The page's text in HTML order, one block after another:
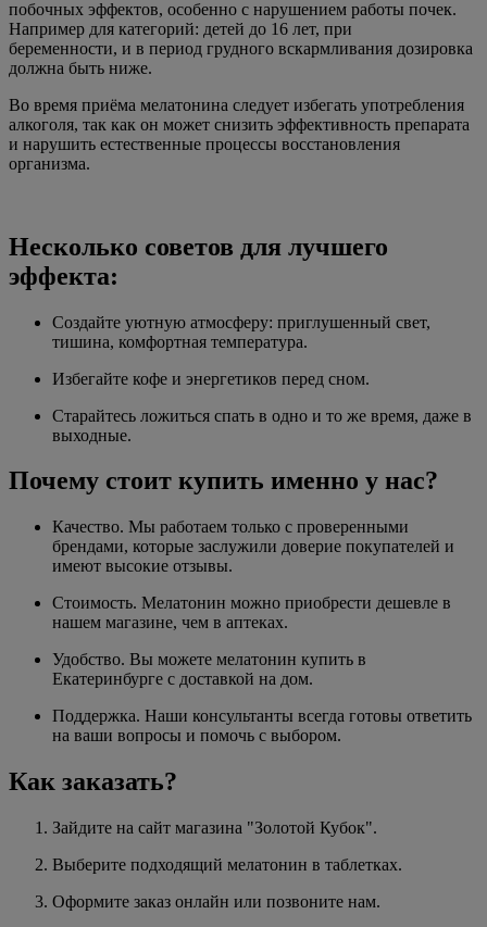
побочных эффектов, особенно с нарушением работы почек.
Например для категорий: детей до 16 лет, при
беременности, и в период грудного вскармливания дозировка
должна быть ниже.
Во время приёма мелатонина следует избегать употребления
алкоголя, так как он может снизить эффективность препарата
и нарушить естественные процессы восстановления
организма.
Несколько советов для лучшего
эффекта:
Создайте уютную атмосферу: приглушенный свет,
тишина, комфортная температура.
Избегайте кофе и энергетиков перед сном.
Старайтесь ложиться спать в одно и то же время, даже в
выходные.
Почему стоит купить именно у нас?
Качество. Мы работаем только с проверенными
брендами, которые заслужили доверие покупателей и
имеют высокие отзывы.
Стоимость. Мелатонин можно приобрести дешевле в
нашем магазине, чем в аптеках.
Удобство. Вы можете мелатонин купить в
Екатеринбурге с доставкой на дом.
Поддержка. Наши консультанты всегда готовы ответить
на ваши вопросы и помочь с выбором.
Как заказать?
Зайдите на сайт магазина "Золотой Кубок".
Выберите подходящий мелатонин в таблетках.
Оформите заказ онлайн или позвоните нам.